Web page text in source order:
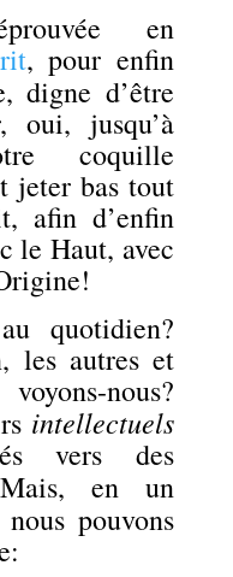
en
, pour enfin
digne d’être
oui, jusqu’à
coquille
jeter bas tout
afin d’enfin
le Haut, avec
quotidien?
les autres et
nous?
intellectuels
vers des
en un
pouvons